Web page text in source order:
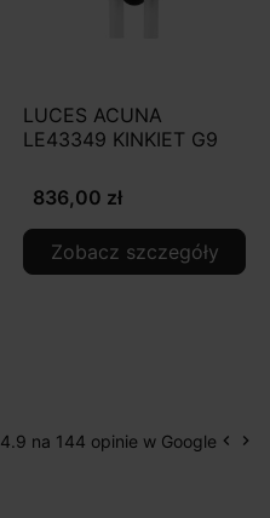
LUCES ACUNA
LE43349 KINKIET G9
836,00 zł
Zobacz szczegóły
4.9 na 144 opinie w Google keyboard_arrow_left keyboard_arrow_right